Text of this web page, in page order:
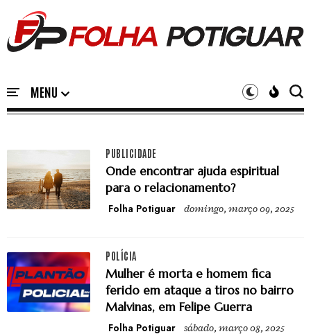
PUBLICIDADE
Onde encontrar ajuda espiritual
para o relacionamento?
Folha Potiguar domingo, março 09, 2025
POLÍCIA
Mulher é morta e homem fica
ferido em ataque a tiros no bairro
Malvinas, em Felipe Guerra
Folha Potiguar sábado, março 08, 2025